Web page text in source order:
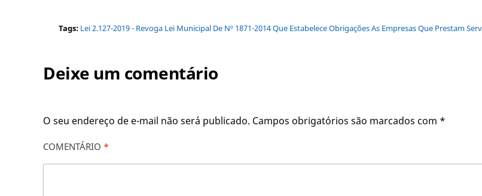
Tags: Lei 2.127-2019 - Revoga Lei Municipal De Nº 1871-2014 Que Estabelece Obrigações As Empresas Que Prestam
Deixe um comentário
O seu endereço de e-mail não será publicado. Campos obrigatórios são marcados com *
COMENTÁRIO *